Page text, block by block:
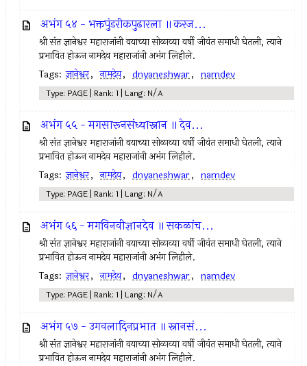
अभंग ५४ - भक्तपुंडरीकपुढारला ॥ करज...
श्री संत ज्ञानेश्वर महाराजांनी वयाच्या सोळाव्या वर्षी जीवंत समाधी घेतली, त्याने
प्रभावित होऊन नामदेव महाराजांनी अभंग लिहीले.
Tags: ज्ञानेश्वर, नामदेव, dnyaneshwar, namdev
Type: PAGE | Rank: 1 | Lang: N/A
अभंग ५५ - मगसारूनसंध्यास्नान ॥ देव...
श्री संत ज्ञानेश्वर महाराजांनी वयाच्या सोळाव्या वर्षी जीवंत समाधी घेतली, त्याने
प्रभावित होऊन नामदेव महाराजांनी अभंग लिहीले.
Tags: ज्ञानेश्वर, नामदेव, dnyaneshwar, namdev
Type: PAGE | Rank: 1 | Lang: N/A
अभंग ५६ - मगविनवीज्ञानदेव ॥ सकळांच...
श्री संत ज्ञानेश्वर महाराजांनी वयाच्या सोळाव्या वर्षी जीवंत समाधी घेतली, त्याने
प्रभावित होऊन नामदेव महाराजांनी अभंग लिहीले.
Tags: ज्ञानेश्वर, नामदेव, dnyaneshwar, namdev
Type: PAGE | Rank: 1 | Lang: N/A
अभंग ५७ - उगवलादिनप्रभात ॥ स्नानसं...
श्री संत ज्ञानेश्वर महाराजांनी वयाच्या सोळाव्या वर्षी जीवंत समाधी घेतली, त्याने
प्रभावित होऊन नामदेव महाराजांनी अभंग लिहीले.